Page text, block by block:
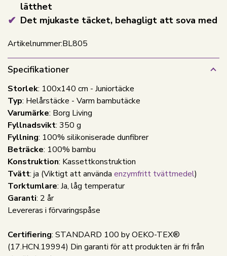
lätthet
Det mjukaste täcket, behagligt att sova med
Artikelnummer:BL805
Specifikationer
Storlek: 100x140 cm - Juniortäcke
Typ: Helårstäcke - Varm bambutäcke
Varumärke: Borg Living
Fyllnadsvikt: 350 g
Fyllning: 100% silikoniserade dunfibrer
Beträcke: 100% bambu
Konstruktion: Kassettkonstruktion
Tvätt: ja (Viktigt att använda enzymfritt tvättmedel)
Torktumlare: Ja, låg temperatur
Garanti: 2 år
Levereras i förvaringspåse
Certifiering: STANDARD 100 by OEKO-TEX®
(17.HCN.19994) Din garanti för att produkten är fri från